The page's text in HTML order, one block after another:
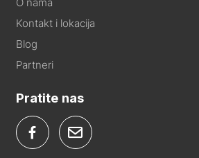
Kontakt i lokacija
Blog
Partneri
Pratite nas